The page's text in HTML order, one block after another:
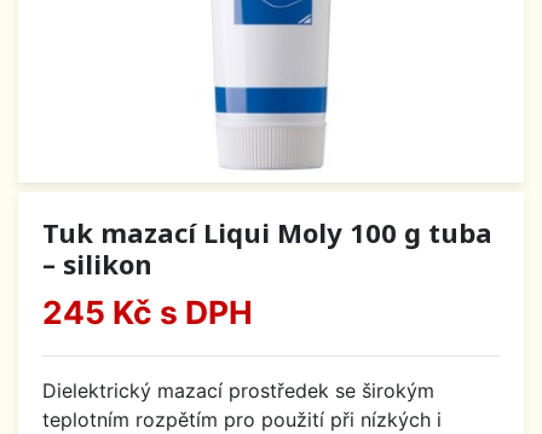
Tuk mazací Liqui Moly 100 g tuba
– silikon
245 Kč s DPH
Dielektrický mazací prostředek se širokým
teplotním rozpětím pro použití při nízkých i